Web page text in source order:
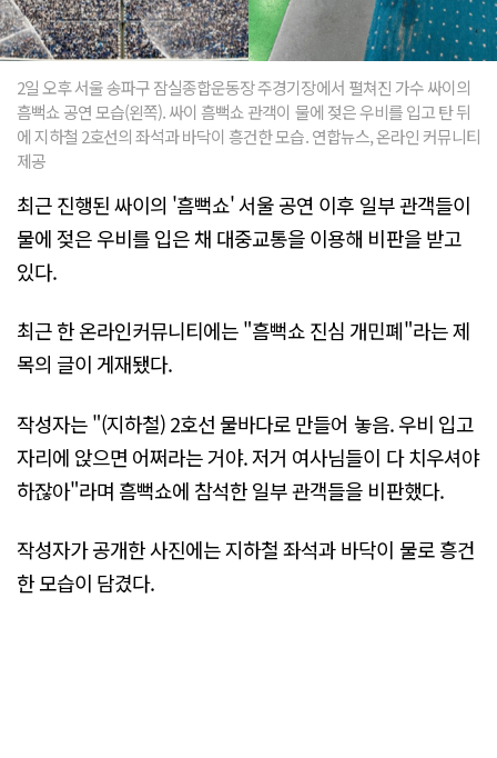
2일 오후 서울 송파구 잠실종합운동장 주경기장에서 펼쳐진 가수 싸이의
흠뻑쇼 공연 모습(왼쪽). 싸이 흠뻑쇼 관객이 물에 젖은 우비를 입고 탄 뒤
에 지하철 2호선의 좌석과 바닥이 흥건한 모습. 연합뉴스, 온라인 커뮤니티
제공
최근 진행된 싸이의 '흠뻑쇼' 서울 공연 이후 일부 관객들이
물에 젖은 우비를 입은 채 대중교통을 이용해 비판을 받고
있다.
최근 한 온라인커뮤니티에는 "흠뻑쇼 진심 개민폐"라는 제
목의 글이 게재됐다.
작성자는 "(지하철) 2호선 물바다로 만들어 놓음. 우비 입고
자리에 앉으면 어쩌라는 거야. 저거 여사님들이 다 치우셔야
하잖아"라며 흠뻑쇼에 참석한 일부 관객들을 비판했다.
작성자가 공개한 사진에는 지하철 좌석과 바닥이 물로 흥건
한 모습이 담겼다.